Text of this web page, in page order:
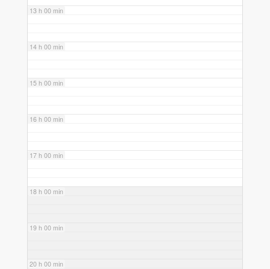
13 h 00 min
14 h 00 min
15 h 00 min
16 h 00 min
17 h 00 min
18 h 00 min
19 h 00 min
20 h 00 min